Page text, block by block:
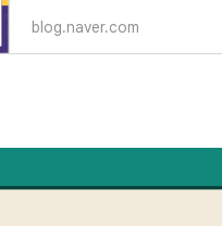
blog.naver.com